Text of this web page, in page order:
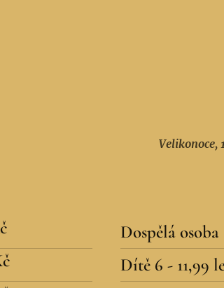
Velikonoce,
Dospělá osoba
Dítě 6 - 11,99